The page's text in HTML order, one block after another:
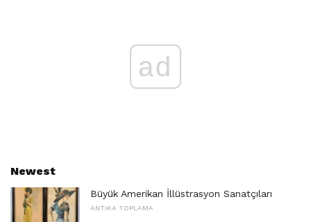
ad
Newest
Büyük Amerikan İllüstrasyon Sanatçıları
ANTIKA TOPLAMA